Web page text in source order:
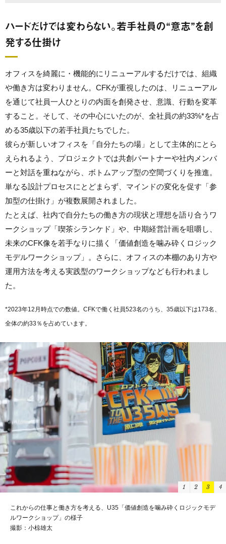
ハードだけでは変わらない。若手社員の“意志”を創
発する仕掛け
オフィスを綺麗に・機能的にリニューアルするだけでは、 組織
や働き方は変わりません。CFKが重視したのは、リニューアル
を通じて社員一人ひとりの内面を創発させ、意識、行動を変革
すること。そして、その中心にいたのが、全社員の約33%*を占
める35歳以下の若手社員たちでした。
彼らが新しいオフィスを「自分たちの場」として主体的にとら
えられるよう、プロジェクトでは共創パートナーや社内メンバ
ーと対話を重ねながら、ボトムアップ型の空間づくりを推進。
単なる設計プロセスにとどまらず、マインドの変化を促す「参
加型の仕掛け」が複数展開されました。
たとえば、社内で自分たちの働き方の現状と理想を語り合うワ
ークショップ「喫茶シランケド」や、中期経営計画を咀嚼し、
未来のCFK像を若手なりに描く「価値創造を噛み砕くロジック
モデルワークショップ」。さらに、オフィスの本棚のあり方や
運用方法を考える実践型のワークショップなども行われまし
た。
*2023年12月時点での数値。 CFKで働く社員523名のうち、35歳以下は173名、
全体の約33％を占めています。
これからの仕事と働き方を考える、U35「価値創造を噛み砕くロジックモデ
ルワークショップ」の様子
撮影：小椋雄太
1 2 3 4